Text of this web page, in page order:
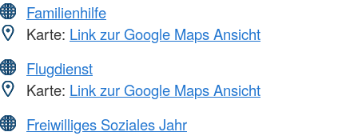
Familienhilfe
Karte: Link zur Google Maps Ansicht
Flugdienst
Karte: Link zur Google Maps Ansicht
Freiwilliges Soziales Jahr